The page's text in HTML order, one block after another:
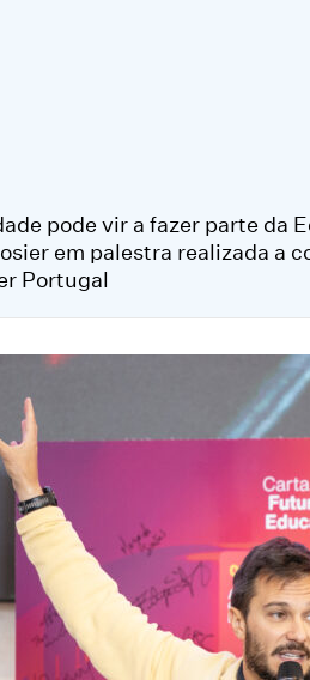
pode vir a fazer parte da
em palestra realizada a
Portugal